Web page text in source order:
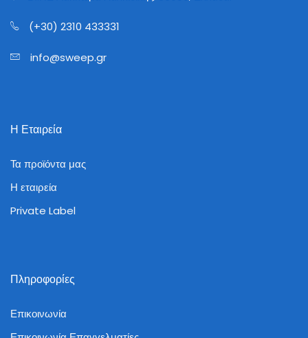
(+30) 2310 433331
info@sweep.gr
Η Εταιρεία
Τα προϊόντα μας
Η εταιρεία
Private Label
Πληροφορίες
Επικοινωνία